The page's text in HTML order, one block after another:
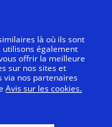
les
là où ils sont
utilisons également
offrir la meilleure
sur nos sites et
via nos partenaires
Avis sur les cookies.